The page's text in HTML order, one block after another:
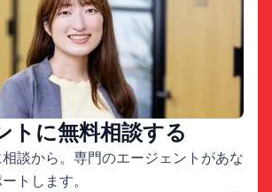
トに無料相談する
談から。専門のエージェントがあな
トします。